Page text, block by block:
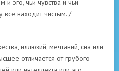
и эго, чьи чувства и чьи
все находит чистым. /
иллюзий, мечтаний, сна или
отличается от грубого